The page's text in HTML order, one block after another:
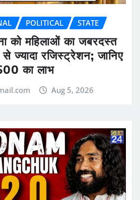
POLITICAL STATE
को महिलाओं का जबरदस्त
ज्यादा रजिस्ट्रेशन; जानिए
का लाभ
Aug 5, 2026